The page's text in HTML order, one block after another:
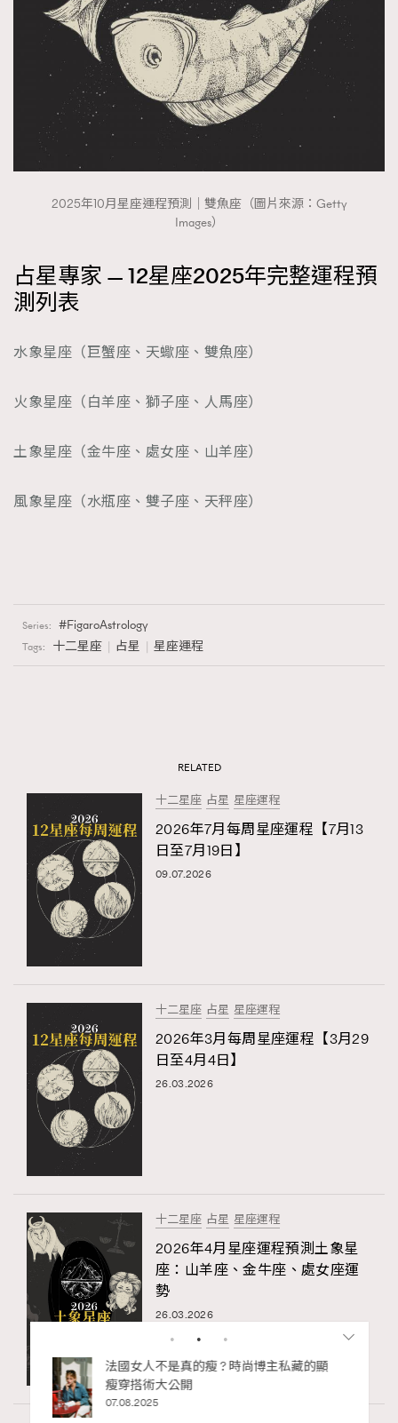
2025年10月星座運程預測｜雙魚座（圖片來源：Getty
Images）
占星專家 — 12星座2025年完整運程預
測列表
水象星座（巨蟹座、天蠍座、雙魚座）
火象星座（白羊座、獅子座、人馬座）
土象星座（金牛座、處女座、山羊座）
風象星座（水瓶座、雙子座、天秤座）
Series: FigaroAstrology
Tags: 十二星座 占星 星座運程
RELATED
十二星座 占星 星座運程
2026年7月每周星座運程【7月13
日至7月19日】
09.07.2026
十二星座 占星 星座運程
2026年3月每周星座運程【3月29
日至4月4日】
26.03.2026
十二星座 占星 星座運程
2026年4月星座運程預測土象星
座：山羊座、金牛座、處女座運
勢
26.03.2026
的顯
別再用酒精消毒皮革！6個清潔手袋小技
巧，讓你更愛惜你的手袋
02.06.2025